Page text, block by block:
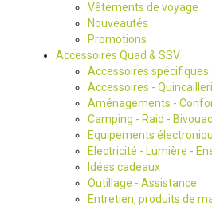
Vêtements de voyage
Nouveautés
Promotions
Accessoires Quad & SSV
Accessoires spécifiques
Accessoires -
Aménagements -
Camping - Raid - Bivouac
Equipements
Electricité - Lumière -
Idées cadeaux
Outillage - Assistance
Entretien, produits de